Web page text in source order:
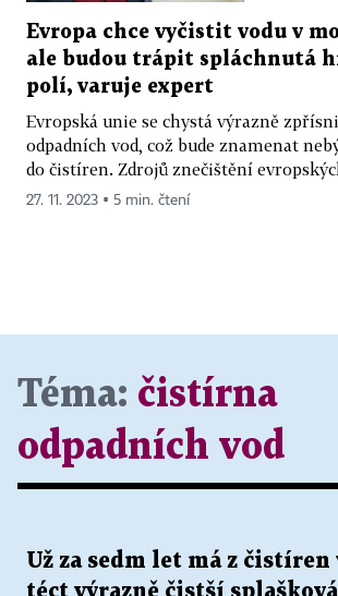
Evropa chce vyčistit vodu v
ale budou trápit spláchnutá
polí, varuje expert
Evropská unie se chystá výrazně
odpadních vod, což bude znamenat
do čistíren. Zdrojů znečištění
27. 11. 2023 ▪ 5 min. čtení
Téma: čistírna
odpadních vod
Už za sedm let má z čistíren
téct výrazně čistší